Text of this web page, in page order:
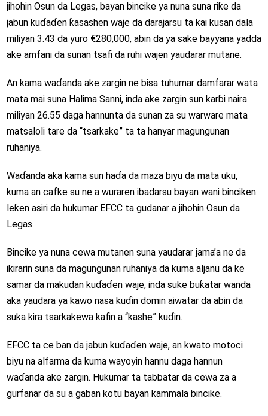
jihohin Osun da Legas, bayan bincike ya nuna suna riƙe da
jabun kuɗaɗen ƙasashen waje da darajarsu ta kai kusan dala
miliyan 3.43 da yuro €280,000, abin da ya sake bayyana yadda
ake amfani da sunan tsafi da ruhi wajen yaudarar mutane.
An kama waɗanda ake zargin ne bisa tuhumar damfarar wata
mata mai suna Halima Sanni, inda ake zargin sun karɓi naira
miliyan 26.55 daga hannunta da sunan za su warware mata
matsaloli tare da “tsarkake” ta ta hanyar magungunan
ruhaniya.
Waɗanda aka kama sun haɗa da maza biyu da mata uku,
kuma an cafke su ne a wuraren ibadarsu bayan wani binciken
leƙen asiri da hukumar EFCC ta gudanar a jihohin Osun da
Legas.
Bincike ya nuna cewa mutanen suna yaudarar jama’a ne da
ikirarin suna da magungunan ruhaniya da kuma aljanu da ke
samar da makudan kuɗaɗen waje, inda suke buƙatar wanda
aka yaudara ya kawo nasa kuɗin domin aiwatar da abin da
suka kira tsarkakewa kafin a “kashe” kuɗin.
EFCC ta ce ban da jabun kuɗaɗen waje, an kwato motoci
biyu na alfarma da kuma wayoyin hannu daga hannun
waɗanda ake zargin. Hukumar ta tabbatar da cewa za a
gurfanar da su a gaban kotu bayan kammala bincike.